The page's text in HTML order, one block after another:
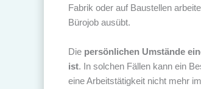
Fabrik oder auf Baustellen
Bürojob ausübt.
Die persönlichen Umstände
ist. In solchen Fällen kann ein
eine Arbeitstätigkeit nicht mehr